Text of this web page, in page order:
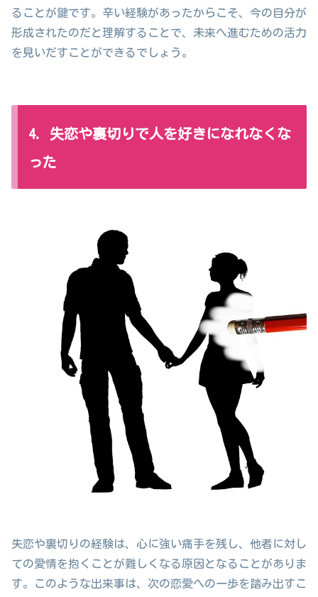
ることが鍵です。辛い経験があったからこそ、今の自分が
形成されたのだと理解することで、未来へ進むための活力
を見いだすことができるでしょう。
4. 失恋や裏切りで人を好きになれなくな
った
失恋や裏切りの経験は、心に強い痛手を残し、他者に対し
ての愛情を抱くことが難しくなる原因となることがありま
す。このような出来事は、次の恋愛への一歩を踏み出すこ